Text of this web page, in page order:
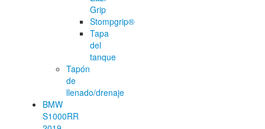
Grip
Stompgrip®
Tapa
del
tanque
Tapón
de
llenado/drenaje
BMW
S1000RR